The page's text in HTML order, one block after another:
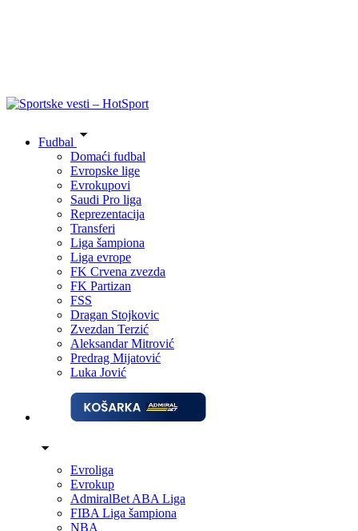
Fudbal
Domaći fudbal
Evropske lige
Evrokupovi
Saudi Pro liga
Reprezentacija
Transferi
Liga šampiona
Liga evrope
FK Crvena zvezda
FK Partizan
FSS
Dragan Stojkovic
Zvezdan Terzić
Aleksandar Mitrović
Predrag Mijatović
Luka Jović
Evroliga
Evrokup
AdmiralBet ABA Liga
FIBA Liga šampiona
NBA